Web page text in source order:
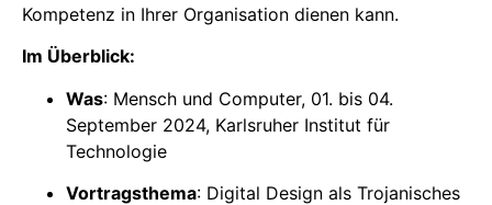
Kompetenz in Ihrer Organisation dienen kann.
Im Überblick:
Was: Mensch und Computer, 01. bis 04.
September 2024, Karlsruher Institut für
Technologie
Vortragsthema: Digital Design als Trojanisches